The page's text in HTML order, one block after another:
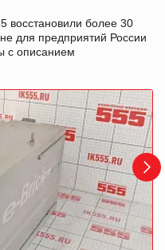
восстановили более 30
для предприятий России
с описанием